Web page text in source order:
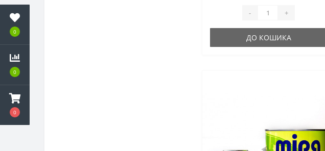
0
0
0
- +
ДО КОШИКА